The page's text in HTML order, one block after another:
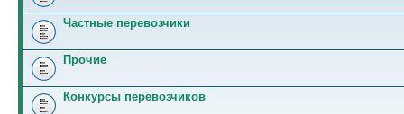
Частные перевозчики
Прочие
Конкурсы перевозчиков